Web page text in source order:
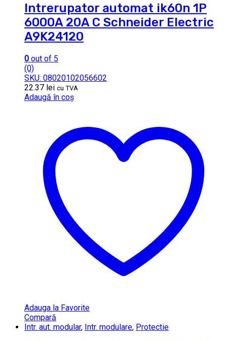
Intrerupator automat ik60n 1P
6000A 20A C Schneider Electric
A9K24120
0 out of 5
(0)
SKU: 08020102056602
22.37 lei cu TVA
Adaugă în coș
Adauga la Favorite
Compară
Intr. aut. modular, Intr. modulare, Protectie